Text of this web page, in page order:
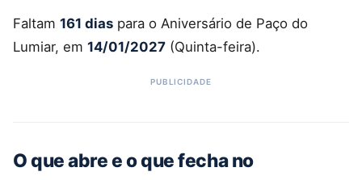
Faltam 161 dias para o Aniversário de Paço do
Lumiar, em 14/01/2027 (Quinta-feira).
O que abre e o que fecha no